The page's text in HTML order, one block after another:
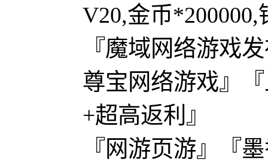
V20,金币*200000,
『魔域网络游戏
尊宝网络游戏』
+超高返利』
『网游页游』『